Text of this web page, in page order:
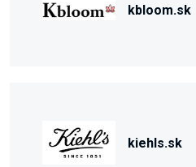
kbloom.sk
kiehls.sk